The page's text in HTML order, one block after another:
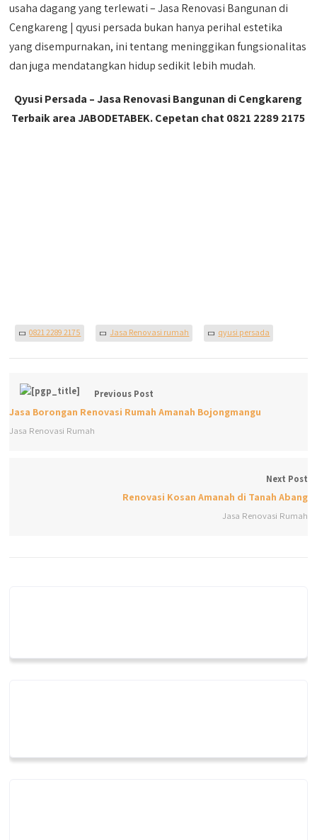
usaha dagang yang terlewati – Jasa Renovasi Bangunan di
Cengkareng | qyusi persada bukan hanya perihal estetika
yang disempurnakan, ini tentang meninggikan fungsionalitas
dan juga mendatangkan hidup sedikit lebih mudah.
Qyusi Persada – Jasa Renovasi Bangunan di Cengkareng
Terbaik area JABODETABEK. Cepetan chat 0821 2289 2175
0821 2289 2175 Jasa Renovasi rumah qyusi persada
Previous Post
Jasa Borongan Renovasi Rumah Amanah Bojongmangu
Jasa Renovasi Rumah
Next Post
Renovasi Kosan Amanah di Tanah Abang
Jasa Renovasi Rumah